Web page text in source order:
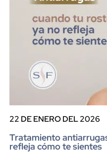
22 DE ENERO DEL 2026
Tratamiento
refleja cómo te sientes